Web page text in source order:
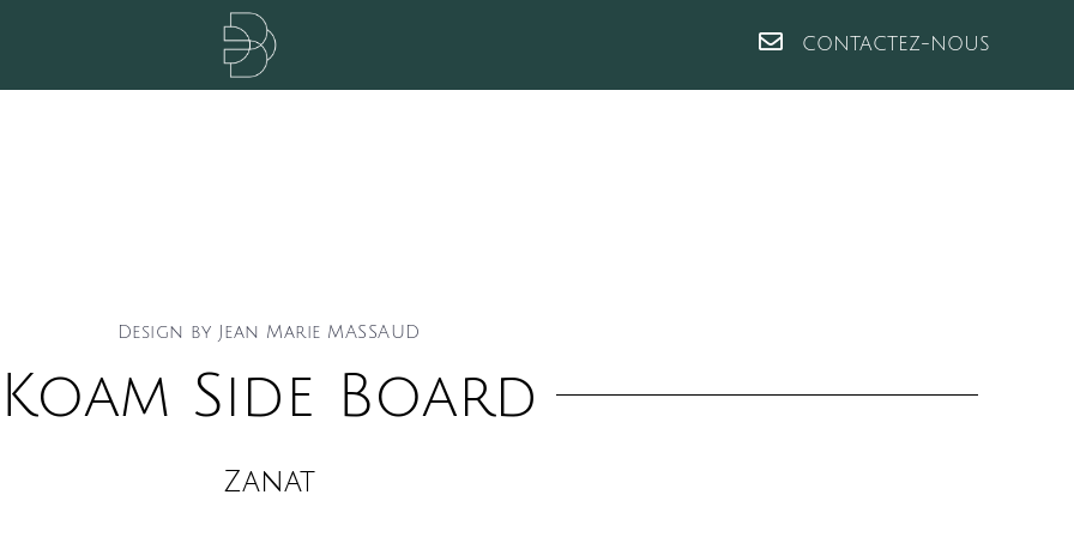
CONTACTEZ-NOUS
Design by Jean Marie MASSAUD
Koam Side Board
Zanat